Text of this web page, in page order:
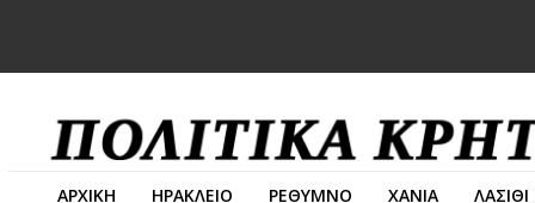
ΑΡΧΙΚΗ ΗΡΑΚΛΕΙΟ ΡΕΘΥΜΝΟ ΧΑΝΙΑ ΛΑΣΙΘΙ